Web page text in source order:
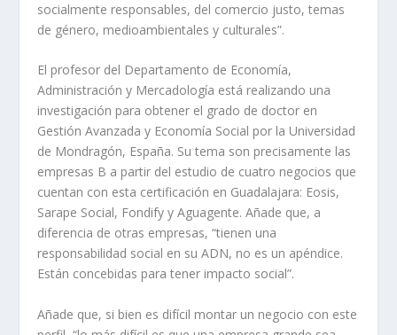
socialmente responsables, del comercio justo, temas
de género, medioambientales y culturales”.
El profesor del Departamento de Economía,
Administración y Mercadología está realizando una
investigación para obtener el grado de doctor en
Gestión Avanzada y Economía Social por la Universidad
de Mondragón, España. Su tema son precisamente las
empresas B a partir del estudio de cuatro negocios que
cuentan con esta certificación en Guadalajara: Eosis,
Sarape Social, Fondify y Aguagente. Añade que, a
diferencia de otras empresas, “tienen una
responsabilidad social en su ADN, no es un apéndice.
Están concebidas para tener impacto social”.
Añade que, si bien es difícil montar un negocio con este